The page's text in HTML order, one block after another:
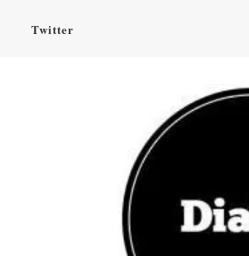
Twitter